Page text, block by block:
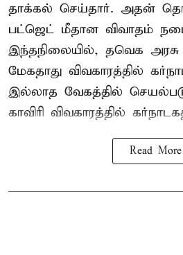
தாக்கல் செய்தார். அதன்
பட்ஜெட் மீதான விவாதம்
இந்தநிலையில், தவெக
மேகதாது விவகாரத்தில்
இல்லாத வேகத்தில்
காவிரி விவகாரத்தில்
Read More